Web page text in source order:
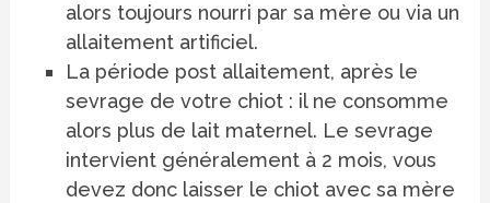
alors toujours nourri par sa mère ou via un
allaitement artificiel.
La période post allaitement, après le
sevrage de votre chiot : il ne consomme
alors plus de lait maternel. Le sevrage
intervient généralement à 2 mois, vous
devez donc laisser le chiot avec sa mère